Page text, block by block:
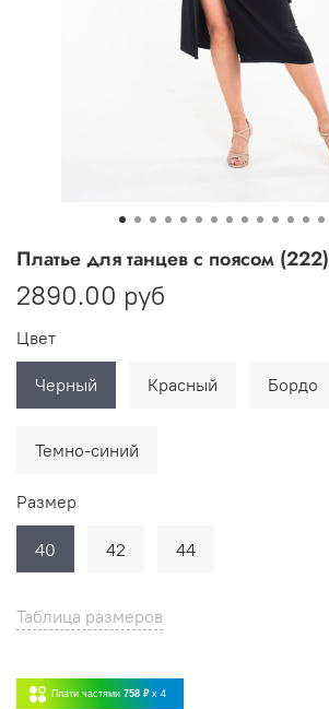
Платье для танцев с поясом (222)
2890.00 руб
Таблица размеров
Плати частями 758 ₽ x 4
Цвет
Черный Красный Бордо
Темно-синий
Размер
40 42 44